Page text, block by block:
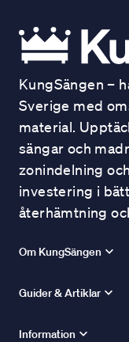
KungSängen –
Sverige med
material.
sängar och
zonindelning
investering i
återhämtning
Om KungSängen
Guider & Artiklar
Information